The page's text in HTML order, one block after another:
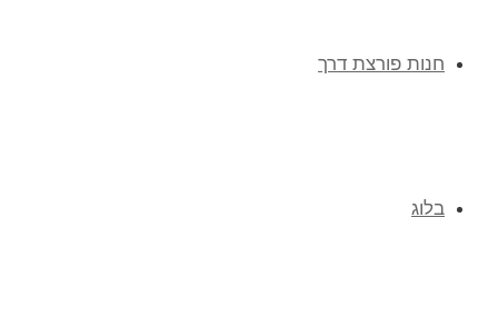
חנות פורצת דרך
בלוג